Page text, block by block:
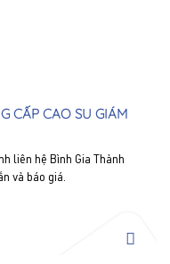
CẤP CAO SU GIÁM
liên hệ Bình Gia Thành
và báo giá.